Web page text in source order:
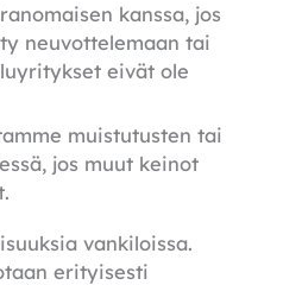
kanssa, jos
neuvottelemaan tai
eivät ole
muistutusten tai
jos muut keinot
vankiloissa.
erityisesti